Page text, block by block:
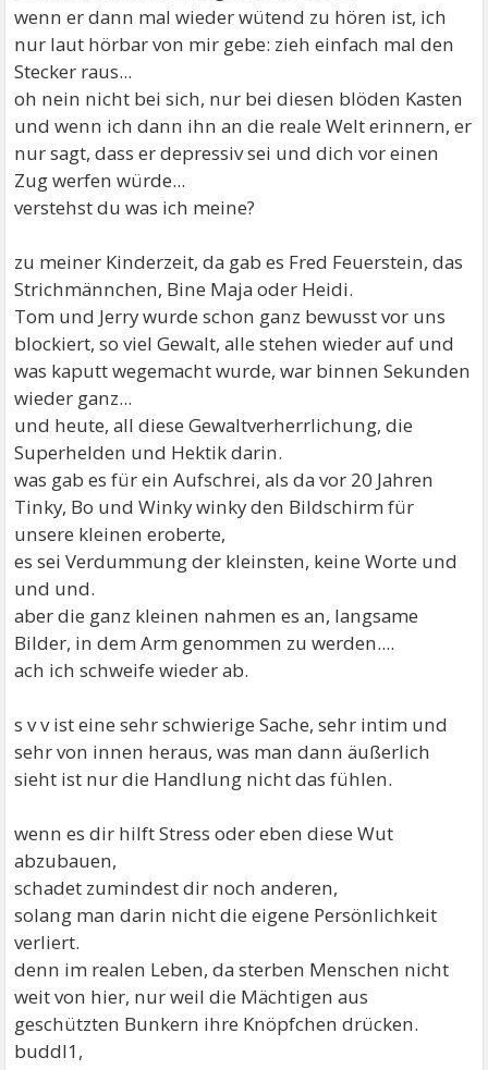
wenn er dann mal wieder wütend zu hören ist, ich
nur laut hörbar von mir gebe: zieh einfach mal den
Stecker raus...
oh nein nicht bei sich, nur bei diesen blöden Kasten
und wenn ich dann ihn an die reale Welt erinnern, er
nur sagt, dass er depressiv sei und dich vor einen
Zug werfen würde...
verstehst du was ich meine?
zu meiner Kinderzeit, da gab es Fred Feuerstein, das
Strichmännchen, Bine Maja oder Heidi.
Tom und Jerry wurde schon ganz bewusst vor uns
blockiert, so viel Gewalt, alle stehen wieder auf und
was kaputt wegemacht wurde, war binnen Sekunden
wieder ganz...
und heute, all diese Gewaltverherrlichung, die
Superhelden und Hektik darin.
was gab es für ein Aufschrei, als da vor 20 Jahren
Tinky, Bo und Winky winky den Bildschirm für
unsere kleinen eroberte,
es sei Verdummung der kleinsten, keine Worte und
und und.
aber die ganz kleinen nahmen es an, langsame
Bilder, in dem Arm genommen zu werden....
ach ich schweife wieder ab.
s v v ist eine sehr schwierige Sache, sehr intim und
sehr von innen heraus, was man dann äußerlich
sieht ist nur die Handlung nicht das fühlen.
wenn es dir hilft Stress oder eben diese Wut
abzubauen,
schadet zumindest dir noch anderen,
solang man darin nicht die eigene Persönlichkeit
verliert.
denn im realen Leben, da sterben Menschen nicht
weit von hier, nur weil die Mächtigen aus
geschützten Bunkern ihre Knöpfchen drücken.
buddl1,